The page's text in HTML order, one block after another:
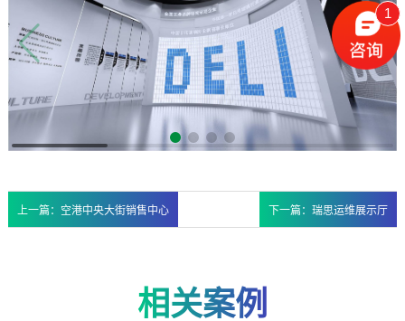
上一篇：空港中央大街销售中心 下一篇：瑞思运维展示厅
相关案例
1